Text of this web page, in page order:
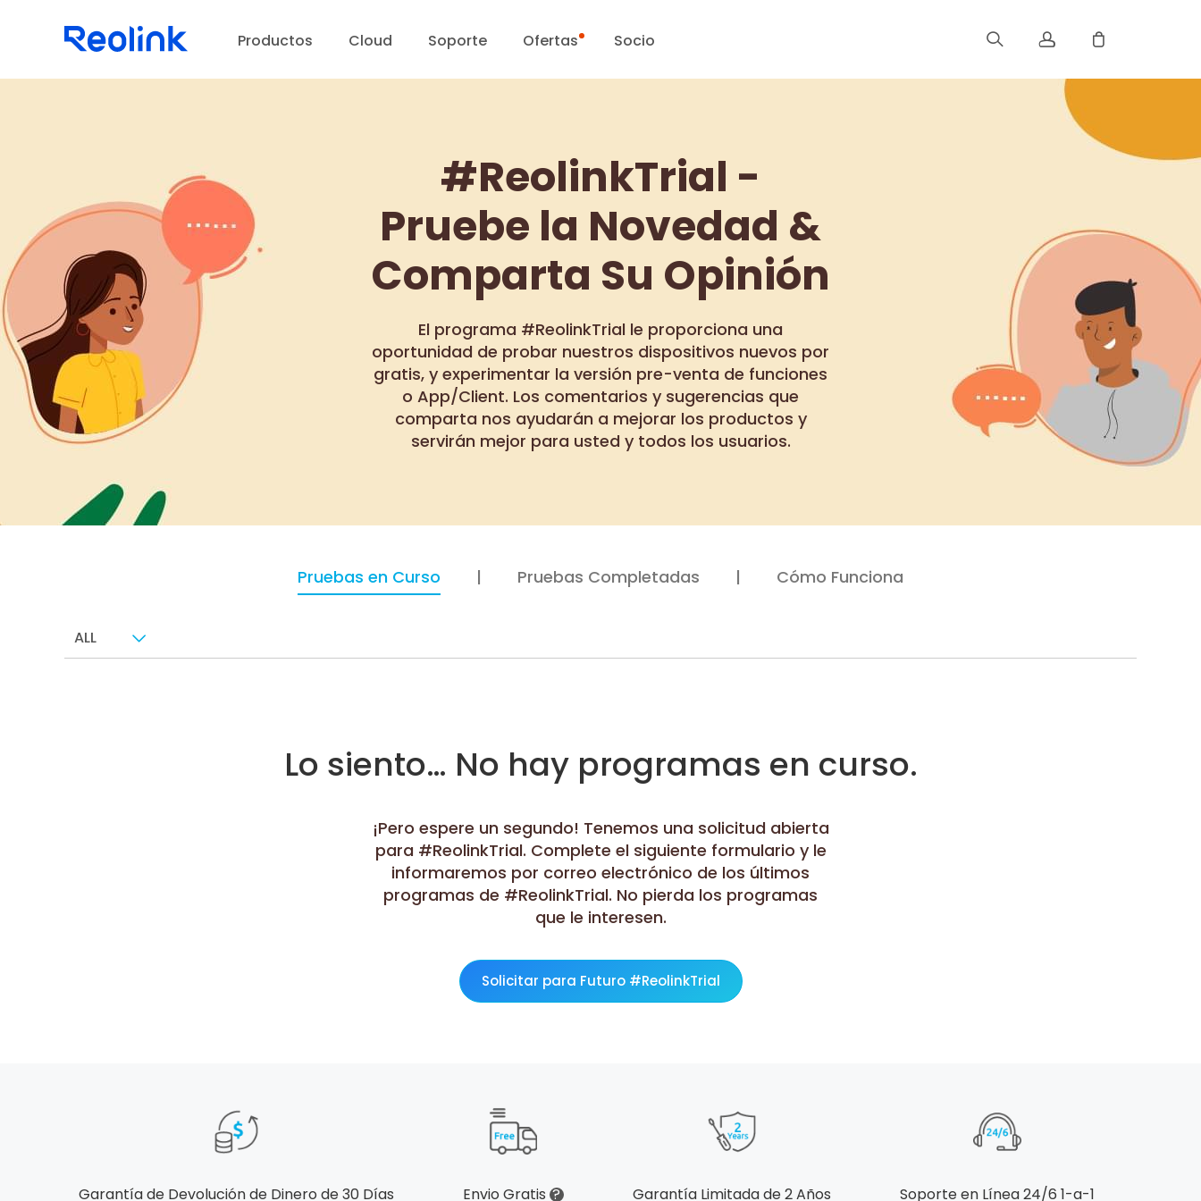
Productos Cloud Soporte
Centro de Descarga
Blog
Contáctenos
Ofertas
Día Reolink
Socio
Registrar
#ReolinkTrial -
Pruebe la Novedad &
Comparta Su Opinión
El programa #ReolinkTrial le proporciona una
oportunidad de probar nuestros dispositivos nuevos por
gratis, y experimentar la versión pre-venta de funciones
o App/Client. Los comentarios y sugerencias que
comparta nos ayudarán a mejorar los productos y
servirán mejor para usted y todos los usuarios.
Pruebas en Curso Pruebas Completadas Cómo Funciona
ALL
Lo siento… No hay programas en curso.
¡Pero espere un segundo! Tenemos una solicitud abierta
para #ReolinkTrial. Complete el siguiente formulario y le
informaremos por correo electrónico de los últimos
programas de #ReolinkTrial. No pierda los programas
que le interesen.
Solicitar para Futuro #ReolinkTrial
Garantía de Devolución de Dinero de 30 Días Envio Gratis ? Garantía Limitada de 2 Años Soporte en Línea 24/6 1-a-1